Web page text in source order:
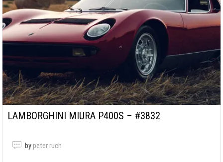
LAMBORGHINI MIURA P400S – #3832
by peter ruch